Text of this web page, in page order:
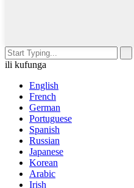
ili kufunga
English
French
German
Portuguese
Spanish
Russian
Japanese
Korean
Arabic
Irish